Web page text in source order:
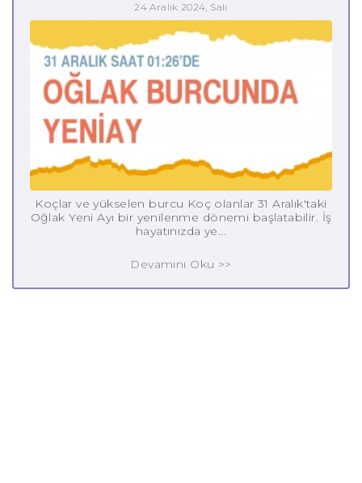
24 Aralık 2024, Salı
Koçlar ve yükselen burcu Koç olanlar 31 Aralık'taki
Oğlak Yeni Ayı bir yenilenme dönemi başlatabilir. İş
hayatınızda ye...
Devamını Oku >>